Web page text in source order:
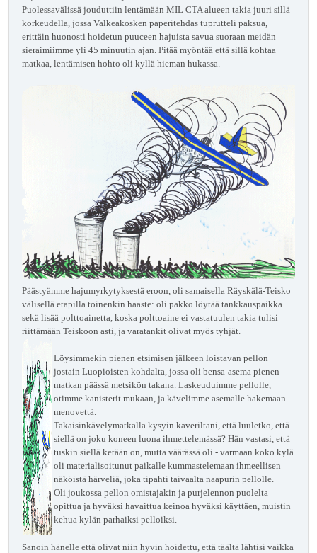
Puolessavälissä jouduttiin lentämään MIL CTA alueen takia juuri sillä
korkeudella, jossa Valkeakosken paperitehdas tuprutteli paksua,
erittäin huonosti hoidetun puuceen hajuista savua suoraan meidän
sieraimiimme yli 45 minuutin ajan. Pitää myöntää että sillä kohtaa
matkaa, lentämisen hohto oli kyllä hieman hukassa.
Päästyämme hajumyrkytyksestä eroon, oli samaisella Räyskälä-Teisko
välisellä etapilla toinenkin haaste: oli pakko löytää tankkauspaikka
sekä lisää polttoainetta, koska polttoaine ei vastatuulen takia tulisi
riittämään Teiskoon asti, ja varatankit olivat myös tyhjät.
Löysimmekin pienen etsimisen jälkeen loistavan pellon
jostain Luopioisten kohdalta, jossa oli bensa-asema pienen
matkan päässä metsikön takana. Laskeuduimme pellolle,
otimme kanisterit mukaan, ja kävelimme asemalle hakemaan
menovettä.
Takaisinkävelymatkalla kysyin kaveriltani, että luuletko, että
siellä on joku koneen luona ihmettelemässä? Hän vastasi, että
tuskin siellä ketään on, mutta väärässä oli - varmaan koko kylä
oli materialisoitunut paikalle kummastelemaan ihmeellisen
näköistä härveliä, joka tipahti taivaalta naapurin pellolle.
Oli joukossa pellon omistajakin ja purjelennon puolelta
opittua ja hyväksi havaittua keinoa hyväksi käyttäen, muistin
kehua kylän parhaiksi pelloiksi.
Sanoin hänelle että olivat niin hyvin hoidettu, että täältä lähtisi vaikka